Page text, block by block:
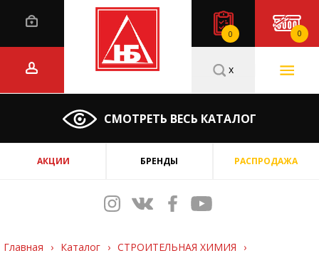
0 0
СМОТРЕТЬ ВЕСЬ КАТАЛОГ
x
АКЦИИ БРЕНДЫ РАСПРОДАЖА
Главная › Каталог › СТРОИТЕЛЬНАЯ ХИМИЯ
›